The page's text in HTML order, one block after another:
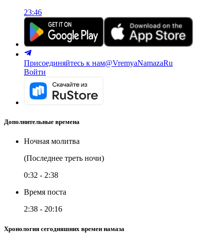
23:46
Присоединяйтесь к нам@VremyaNamazaRu
Войти
Дополнительные времена
Ночная молитва
(Последнее треть ночи)
0:32 - 2:38
Время поста
2:38 - 20:16
Хронология сегодняшних времен намаза